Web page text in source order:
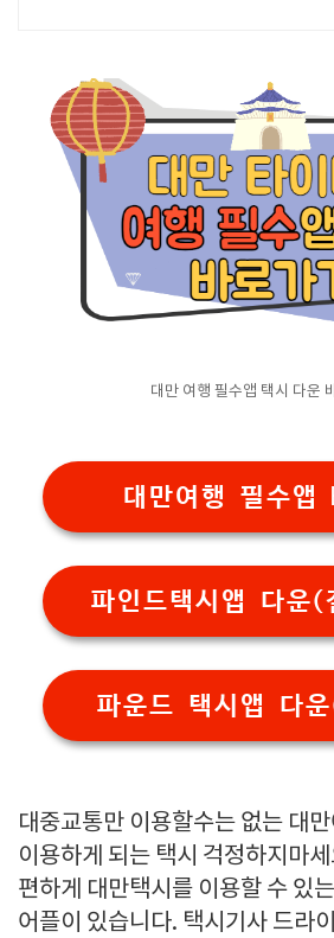
대만 여행 필수앱 택시 다운
대만여행 필수앱
파인드택시앱 다운(
파운드 택시앱 다
대중교통만 이용할수는 없는 대
이용하게 되는 택시 걱정하지마
편하게 대만택시를 이용할 수 있
어플이 있습니다. 택시기사 드라